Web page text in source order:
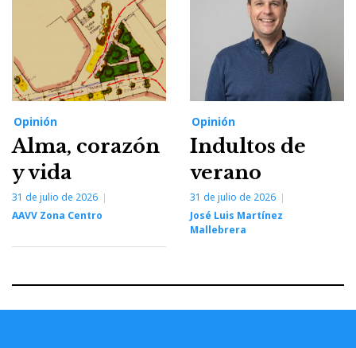
Opinión
Alma, corazón
y vida
31 de julio de 2026
AAVV Zona Centro
Opinión
Indultos de
verano
31 de julio de 2026
José Luis Martínez
Mallebrera